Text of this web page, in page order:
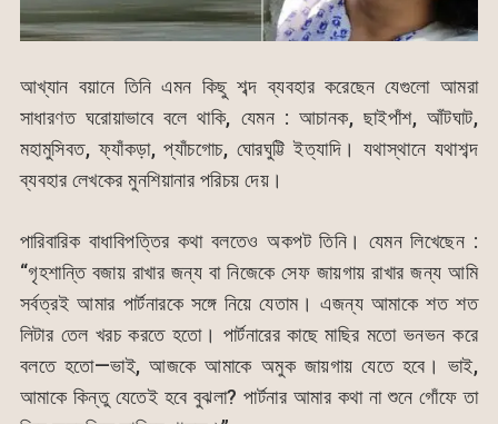
আখ্যান বয়ানে তিনি এমন কিছু শব্দ ব্যবহার করেছেন যেগুলো আমরা
সাধারণত ঘরোয়াভাবে বলে থাকি, যেমন : আচানক, ছাইপাঁশ, আঁটঘাট,
মহামুসিবত, ফ্যাঁকড়া, প্যাঁচগোচ, ঘোরঘুট্টি ইত্যাদি। যথাস্থানে যথাশব্দ
ব্যবহার লেখকের মুনশিয়ানার পরিচয় দেয়।
পারিবারিক বাধাবিপত্তির কথা বলতেও অকপট তিনি। যেমন লিখেছেন :
“গৃহশান্তি বজায় রাখার জন্য বা নিজেকে সেফ জায়গায় রাখার জন্য আমি
সর্বত্রই আমার পার্টনারকে সঙ্গে নিয়ে যেতাম। এজন্য আমাকে শত শত
লিটার তেল খরচ করতে হতো। পার্টনারের কাছে মাছির মতো ভনভন করে
বলতে হতো—ভাই, আজকে আমাকে অমুক জায়গায় যেতে হবে। ভাই,
আমাকে কিন্তু যেতেই হবে বুঝলা? পার্টনার আমার কথা না শুনে গোঁফে তা